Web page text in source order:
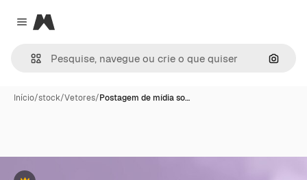
Close menu
Magnific
Início/stock/Vetores/Postagem de mídia so…